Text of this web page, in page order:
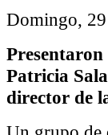
Domingo,
Patricia
director de